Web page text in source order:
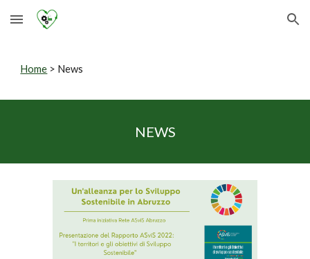
Skip to main content Skip to navigation
Home > News
NEWS